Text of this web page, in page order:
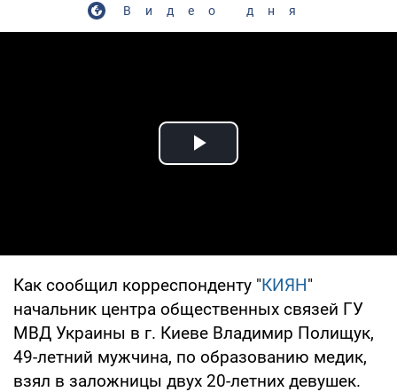
Видео дня
Play Video
Как сообщил корреспонденту "КИЯН"
начальник центра общественных связей ГУ
МВД Украины в г. Киеве Владимир Полищук,
49-летний мужчина, по образованию медик,
взял в заложницы двух 20-летних девушек.